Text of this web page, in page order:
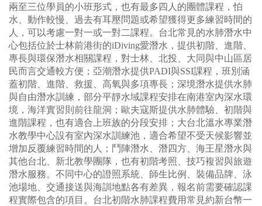
兩至三位學員的小班形式，也有最多四人的團體課程，怕
水、動作較慢、過去有耳壓問題或希望獲得更多練習時間的
人，可以考慮一對一或一對二課程。台北常見的水肺潛水中
心包括位於士林前港街的iDiving愛潛水，提供初階、進階、
專長與環保潛水相關課程，對士林、北投、大同與中山區居
民而言交通較方便；亞潮潛水提供PADI與SSI課程，班別涵
蓋初階、進階、救援、高氧與多項專長；深境潛水提供水肺
與自由潛水訓練，部分平靜水域課程安排在南港室內深水環
境，海洋實習則前往龍洞；歐夫寇斯提供水肺體驗、初階與
進階課程，也有適合上班族的分段安排；大台北溫水專業潛
水教學中心設有室內深水訓練池，適合希望不受天候影響並
增加反覆練習時間的人；鬥陣潛水、潛四方、海王星潛水與
其他台北、新北教學團隊，也有初階考照、技巧複習與旅遊
潛水服務。不同中心的證照系統、師生比例、裝備品牌、泳
池場地、交通接送與海訓地點各有差異，報名前需要確認課
程實際包含的項目。台北初階水肺課程費用常見約新台幣一